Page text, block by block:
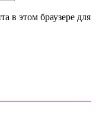
в этом браузере для